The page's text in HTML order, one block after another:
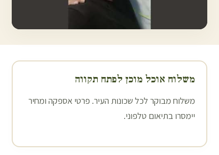
משלוח אוכל מוכן לפתח תקווה
משלוח מבוקר לכל שכונות העיר. פרטי אספקה ומחיר
יימסרו בתיאום טלפוני.